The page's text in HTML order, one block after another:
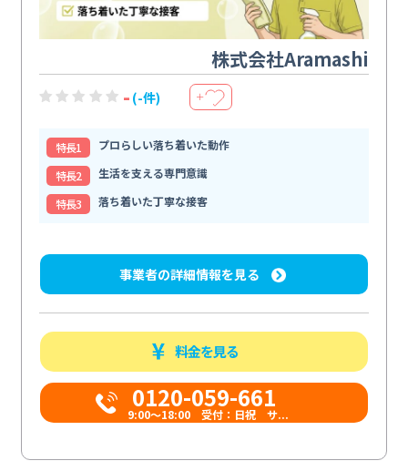
株式会社Aramashi
- (-件) ＋
特⻑1
プロらしい落ち着いた動作
特⻑2
生活を支える専門意識
特⻑3
落ち着いた丁寧な接客
事業者の詳細情報を見る
料金を見る
0120-059-661
9:00〜18:00 受付：日祝 サ...